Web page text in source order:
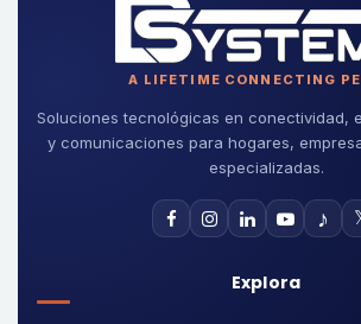
A LIFETIME CONNECTING
Soluciones tecnológicas en conectividad,
y comunicaciones para hogares,
especializadas.
♪
Explora